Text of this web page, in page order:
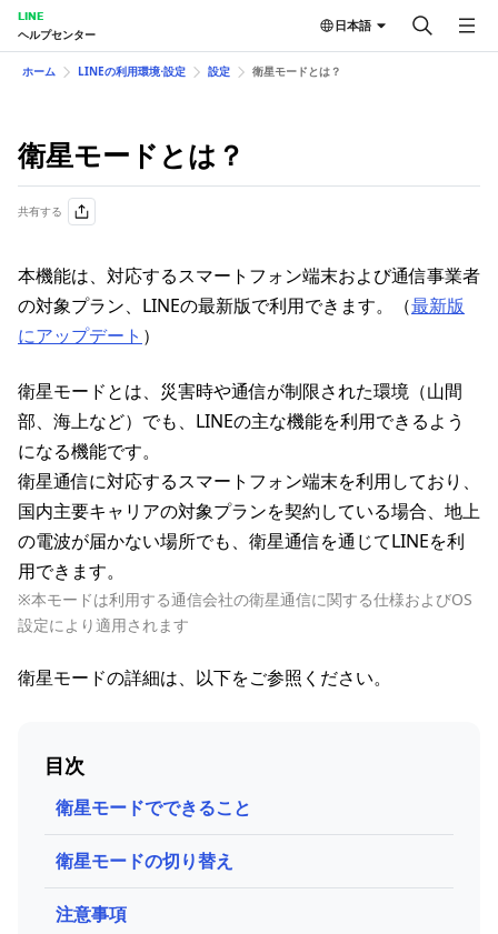
LINE
ヘルプセンター
日本語
ホーム LINEの利用環境⋅設定 設定 衛星モードとは？
衛星モードとは？
共有する
本機能は、対応するスマートフォン端末および通信事業者
の対象プラン、LINEの最新版で利用できます。（最新版
にアップデート ）
衛星モードとは、災害時や通信が制限された環境（山間
部、海上など）でも、LINEの主な機能を利用できるよう
になる機能です。
衛星通信に対応するスマートフォン端末を利用しており、
国内主要キャリアの対象プランを契約している場合、地上
の電波が届かない場所でも、衛星通信を通じてLINEを利
用できます。
※本モードは利用する通信会社の衛星通信に関する仕様およびOS
設定により適用されます
衛星モードの詳細は、以下をご参照ください。
目次
衛星モードでできること
衛星モードの切り替え
注意事項